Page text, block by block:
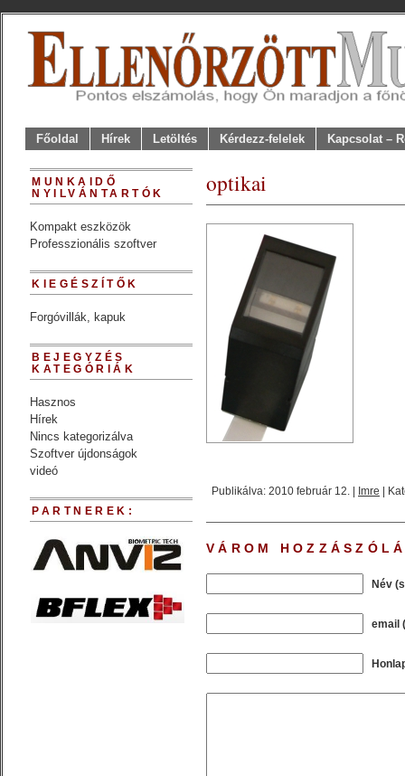
Főoldal Hírek Letöltés Kérdezz-felelek Kapcsolat –
MUNKAIDŐ
NYILVÁNTARTÓK
Kompakt eszközök
Professzionális szoftver
KIEGÉSZÍTŐK
Forgóvillák, kapuk
BEJEGYZÉS
KATEGÓRIÁK
Hasznos
Hírek
Nincs kategorizálva
Szoftver újdonságok
videó
PARTNEREK:
optikai
Publikálva: 2010 február 12. | Imre |
VÁROM
Név
email